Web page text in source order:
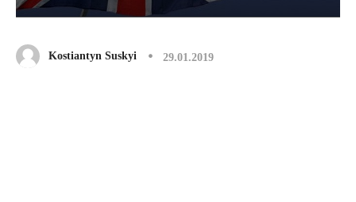
Kostiantyn Suskyi 29.01.2019